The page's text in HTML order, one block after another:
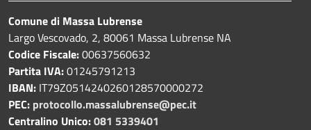
Comune di Massa Lubrense
Largo Vescovado, 2, 80061 Massa Lubrense NA
Codice Fiscale:00637560632
Partita IVA:01245791213
IBAN: IT79Z0514240260128570000272
PEC: protocollo.massalubrense@pec.it
Centralino Unico:081 5339401